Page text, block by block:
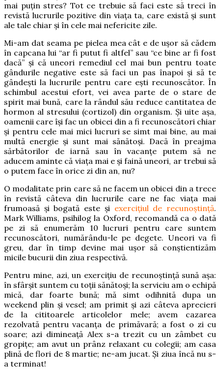
mai puțin stres? Tot ce trebuie să faci este să treci în
revistă lucrurile pozitive din viața ta, care există și sunt
ale tale chiar și în cele mai nefericite zile.
Mi-am dat seama pe pielea mea cât e de ușor să cădem
în capcana lui “ar fi putut fi altfel” sau “ce bine ar fi fost
dacă” și că uneori remediul cel mai bun pentru toate
gândurile negative este să faci un pas înapoi și să te
gândești la lucrurile pentru care ești recunoscător. În
schimbul acestui efort, vei avea parte de o stare de
spirit mai bună, care la rândul său reduce cantitatea de
hormon al stresului (cortizol) din organism. Și uite așa,
oamenii care își fac un obicei din a fi recunoscători chiar
și pentru cele mai mici lucruri se simt mai bine, au mai
multă energie și sunt mai sănătoși. Dacă în preajma
sărbătorilor de iarnă sau în vacanțe putem să ne
aducem aminte că viața mai e și faină uneori, ar trebui să
o putem face în orice zi din an, nu?
O modalitate prin care să ne facem un obicei din a trece
în revistă câteva din lucrurile care ne fac viața mai
frumoasă și bogată este și exercițiul de recunoștință.
Mark Williams, psihilog la Oxford, recomandă ca o dată
pe zi să enumerăm 10 lucruri pentru care suntem
recunoscători, numărându-le pe degete. Uneori va fi
greu, dar în timp devine mai ușor să conștientizăm
micile bucurii din ziua respectivă.
Pentru mine, azi, un exercițiu de recunoștință sună așa:
în sfârșit suntem cu toții sănătoși; la serviciu am o echipă
mică, dar foarte bună; mă simt odihnită dupa un
weekend plin și vesel; am primit și azi câteva aprecieri
de la cititoarele articolelor mele; avem cazarea
rezolvată pentru vacanța de primăvară; a fost o zi cu
soare; azi dimineață Alex s-a trezit cu un zâmbet cu
gropițe; am avut un prânz relaxant cu colegii; am casa
plină de flori de 8 martie; ne-am jucat. Și ziua încă nu s-
a terminat!